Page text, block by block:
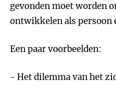
gevonden moet worden
ontwikkelen als persoon
Een paar voorbeelden:
- Het dilemma van het